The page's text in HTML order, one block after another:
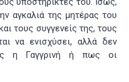
αγκαλιά της μητέρας του
τους συγγενείς της, τους
να ενισχύσει, αλλά δεν
η Γαγγρινή ή πως οι